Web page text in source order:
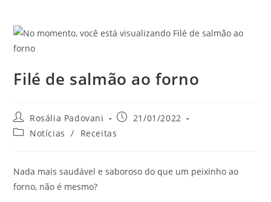
Filé de salmão ao forno
Rosália Padovani
21/01/2022
Notícias
/ Receitas
Nada mais saudável e saboroso do que um peixinho ao
forno, não é mesmo?